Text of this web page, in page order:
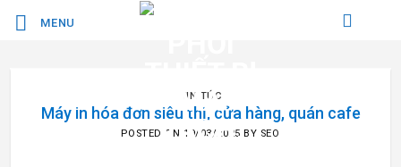
qua
MENU
TIN TỨC
Máy in hóa đơn siêu thị, cửa hàng, quán cafe
POSTED ON 19/03/2025 BY SEO